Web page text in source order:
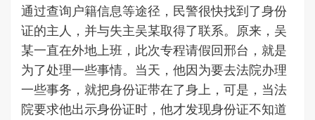
通过查询户籍信息等途径，民警很快找到了身份
证的主人，并与失主吴某取得了联系。原来，吴
某一直在外地上班，此次专程请假回邢台，就是
为了处理一些事情。当天，他因为要去法院办理
一些事务，就把身份证带在了身上，可是，当法
院要求他出示身份证时，他才发现身份证不知道